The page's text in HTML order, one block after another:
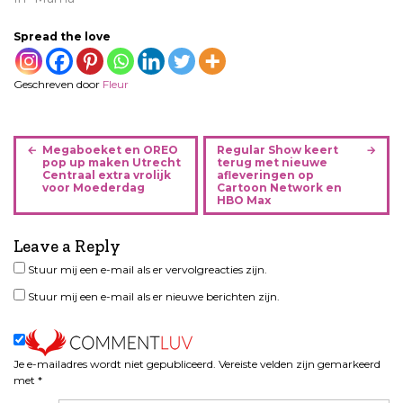
Spread the love
Geschreven door Fleur
B
h
t
a
i
g
a
Megaboeket en OREO
pop up maken Utrecht
Centraal extra vrolijk
voor Moederdag
Regular Show keert
terug met nieuwe
afleveringen op
Cartoon Network en
HBO Max
Leave a Reply
Je e-mailadres wordt niet gepubliceerd. Vereiste velden zijn gemarkeerd
met *
Stuur mij een e-mail als er vervolgreacties zijn.
Stuur mij een e-mail als er nieuwe berichten zijn.